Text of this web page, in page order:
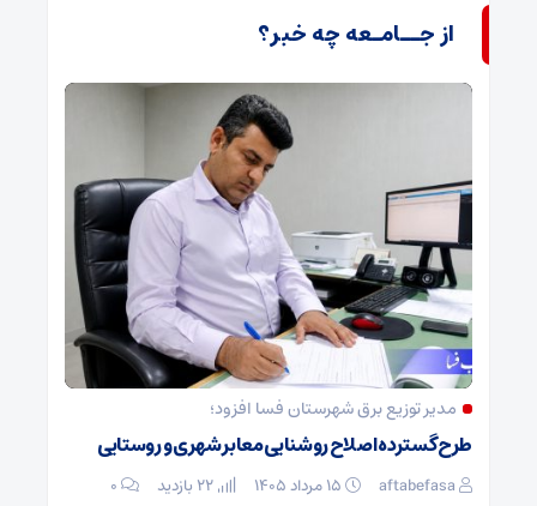
از جــامـعه چه خبر؟
مدیر توزیع برق شهرستان فسا افزود؛
طرح گسترده اصلاح روشنایی معابر شهری و روستایی
aftabefasa ۰